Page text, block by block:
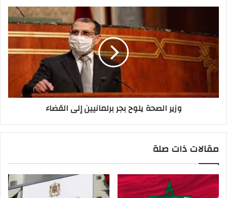
وزير الصحة يلوح بجر برلمانيين إلى القضاء
مقالات ذات صلة